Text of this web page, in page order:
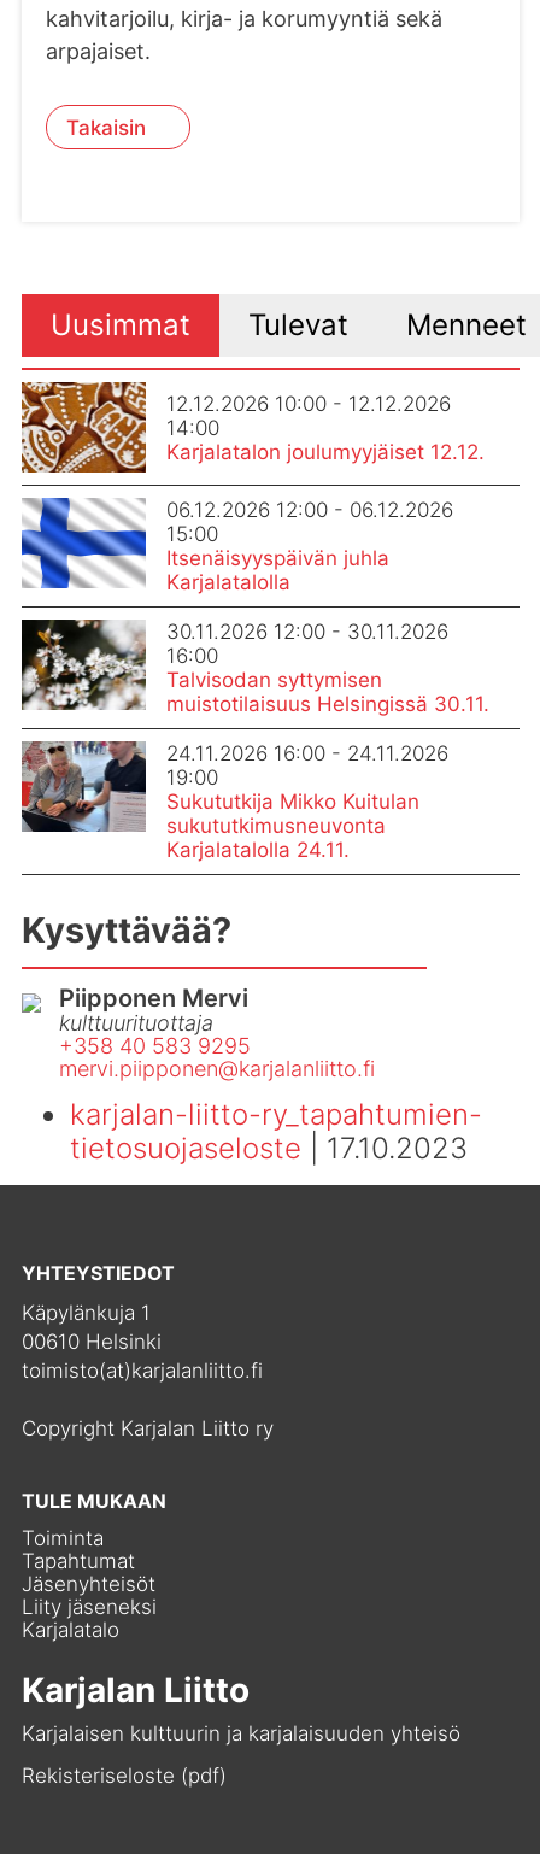
kahvitarjoilu, kirja- ja korumyyntiä sekä
arpajaiset.
Takaisin
Uusimmat Tulevat Menneet
12.12.2026 10:00 - 12.12.2026
14:00
Karjalatalon joulumyyjäiset 12.12.
06.12.2026 12:00 - 06.12.2026
15:00
Itsenäisyyspäivän juhla
Karjalatalolla
30.11.2026 12:00 - 30.11.2026
16:00
Talvisodan syttymisen
muistotilaisuus Helsingissä 30.11.
24.11.2026 16:00 - 24.11.2026
19:00
Sukututkija Mikko Kuitulan
sukututkimusneuvonta
Karjalatalolla 24.11.
Kysyttävää?
Piipponen Mervi
kulttuurituottaja
+358 40 583 9295
mervi.​piipponen@​kar​jala​nlii​tto.​fi
karjalan-liitto-ry_tapahtumien-
tietosuojaseloste | 17.10.2023
YHTEYSTIEDOT
Käpylänkuja 1
00610 Helsinki
toimisto(at)karjalanliitto.fi
Copyright Karjalan Liitto ry
TULE MUKAAN
Toiminta
Tapahtumat
Jäsenyhteisöt
Liity jäseneksi
Karjalatalo
Karjalan Liitto
Karjalaisen kulttuurin ja karjalaisuuden yhteisö
Rekisteriseloste (pdf)